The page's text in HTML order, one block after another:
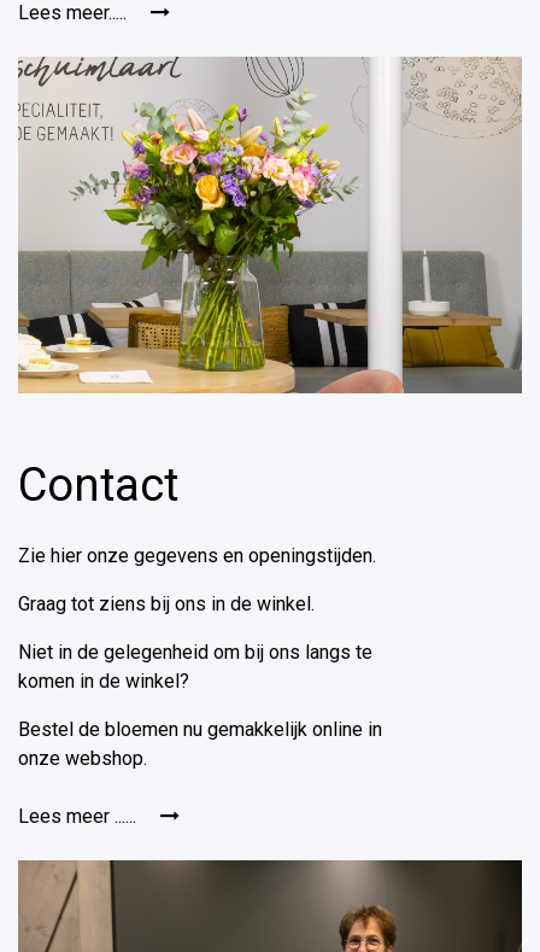
Lees meer.....
Contact
Zie hier onze gegevens en openingstijden.
Graag tot ziens bij ons in de winkel.
Niet in de gelegenheid om bij ons langs te
komen in de winkel?
Bestel de bloemen nu gemakkelijk online in
onze webshop.
Lees meer ......